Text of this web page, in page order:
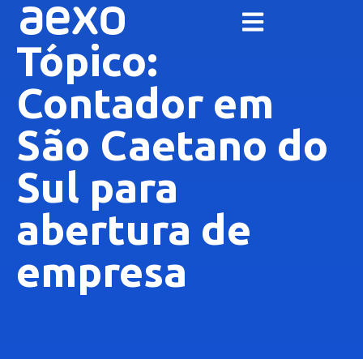
Tópico:
Contador em
São Caetano do
Sul para
abertura de
empresa